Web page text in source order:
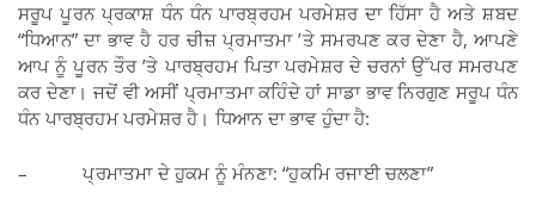
ਸਰੂਪ ਪੂਰਨ ਪ੍ਰਕਾਸ਼ ਧੰਨ ਧੰਨ ਪਾਰਬ੍ਰਹਮ ਪਰਮੇਸ਼ਰ ਦਾ ਹਿੱਸਾ ਹੈ ਅਤੇ ਸ਼ਬਦ
“ਧਿਆਨ” ਦਾ ਭਾਵ ਹੈ ਹਰ ਚੀਜ਼ ਪ੍ਰਮਾਤਮਾ ’ਤੇ ਸਮਰਪਣ ਕਰ ਦੇਣਾ ਹੈ, ਆਪਣੇ
ਆਪ ਨੂੰ ਪੂਰਨ ਤੌਰ ’ਤੇ ਪਾਰਬ੍ਰਹਮ ਪਿਤਾ ਪਰਮੇਸ਼ਰ ਦੇ ਚਰਨਾਂ ਉੱਪਰ ਸਮਰਪਣ
ਕਰ ਦੇਣਾ। ਜਦੋਂ ਵੀ ਅਸੀਂ ਪ੍ਰਮਾਤਮਾ ਕਹਿੰਦੇ ਹਾਂ ਸਾਡਾ ਭਾਵ ਨਿਰਗੁਣ ਸਰੂਪ ਧੰਨ
ਧੰਨ ਪਾਰਬ੍ਰਹਮ ਪਰਮੇਸ਼ਰ ਹੈ। ਧਿਆਨ ਦਾ ਭਾਵ ਹੁੰਦਾ ਹੈ:
– ਪ੍ਰਮਾਤਮਾ ਦੇ ਹੁਕਮ ਨੂੰ ਮੰਨਣਾ: “ਹੁਕਮਿ ਰਜਾਈ ਚਲਣਾ”